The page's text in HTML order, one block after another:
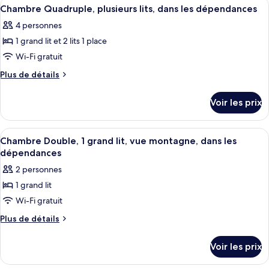
plusieurs
lits,
dans
les
dépendances
de
Dortoir
Partagé,
lits,
dans
les
toutes
les
photos
pour
ce
chambre :
Chambre
Quadruple,
plusieurs
lits,
dans
les
dépendances
5
Chambre Quadruple, plusieurs lits, dans les dépendances
4 personnes
1 grand lit et 2 lits 1 place
Wi-Fi gratuit
Plus de détails
Plus
le
type
de
chambre
Chambre
Quadruple,
plusieurs
dans
les
dépendances
Voir les prix
Afficher
toutes
les
photos
pour
ce
type
Chambre
Un bâtiment blanc dont la façade
3
Chambre Double, 1 grand lit, vue montagne, dans les
dépendances
2 personnes
1 grand lit
Wi-Fi gratuit
Plus de détails
Plus
le
Voir les prix